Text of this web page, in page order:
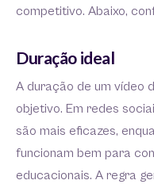
competitivo. Abaixo,
Duração ideal
A duração de um vídeo
objetivo. Em redes
são mais eficazes,
funcionam bem para
educacionais. A regra